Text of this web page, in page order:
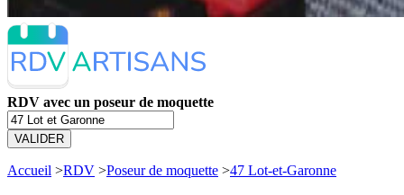
RDV avec un poseur de moquette
VALIDER
Accueil >RDV >Poseur de moquette >47 Lot-et-Garonne